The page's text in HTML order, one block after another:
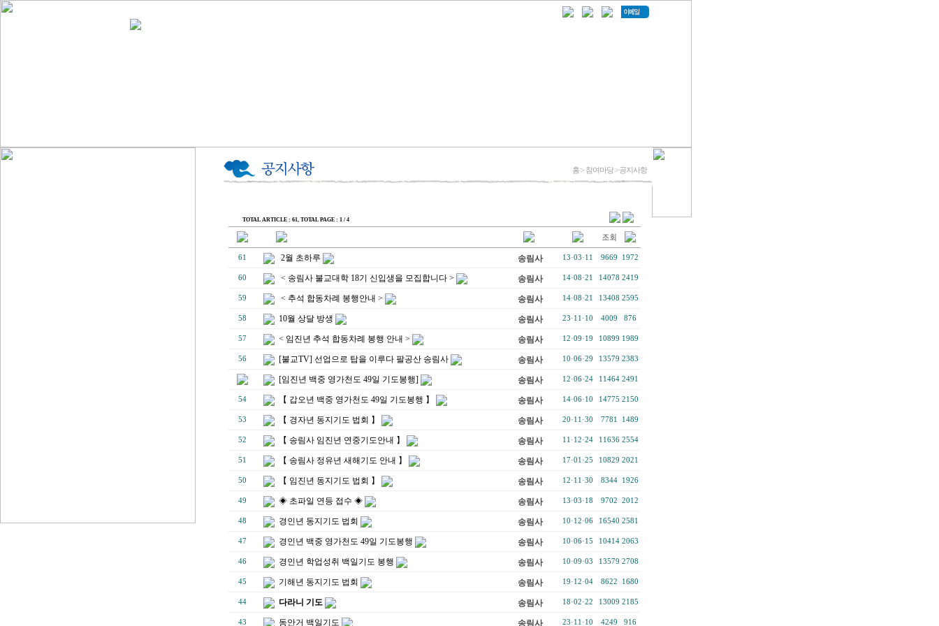
홈 > 참여마당 > 공지사항
TOTAL ARTICLE : 61, TOTAL PAGE : 1 / 4
61 2월 초하루 송림사 13·03·11 9669 1972
60 < 송림사 불교대학 18기 신입생을 모집합니다 > 송림사 14·08·21 14078 2419
59 < 추석 합동차례 봉행안내 > 송림사 14·08·21 13408 2595
58 10월 상달 방생 송림사 23·11·10 4009 876
57 < 임진년 추석 합동차례 봉행 안내 > 송림사 12·09·19 10899 1989
56 [불교TV] 선업으로 탑을 이루다 팔공산 송림사 송림사 10·06·29 13579 2383
[임진년 백중 영가천도 49일 기도봉행] 송림사 12·06·24 11464 2491
54 【 갑오년 백중 영가천도 49일 기도봉행 】 송림사 14·06·10 14775 2150
53 【 경자년 동지기도 법회 】 송림사 20·11·30 7781 1489
52 【 송림사 임진년 연중기도안내 】 송림사 11·12·24 11636 2554
51 【 송림사 정유년 새해기도 안내 】 송림사 17·01·25 10829 2021
50 【 임진년 동지기도 법회 】 송림사 12·11·30 8344 1926
49 ◈ 초파일 연등 접수 ◈ 송림사 13·03·18 9702 2012
48 경인년 동지기도 법회 송림사 10·12·06 16540 2581
47 경인년 백중 영가천도 49일 기도봉행 송림사 10·06·15 10414 2063
46 경인년 학업성취 백일기도 봉행 송림사 10·09·03 13579 2708
45 기해년 동지기도 법회 송림사 19·12·04 8622 1680
44 다라니 기도 송림사 18·02·22 13009 2185
43 동안거 백일기도 송림사 23·11·10 4249 916